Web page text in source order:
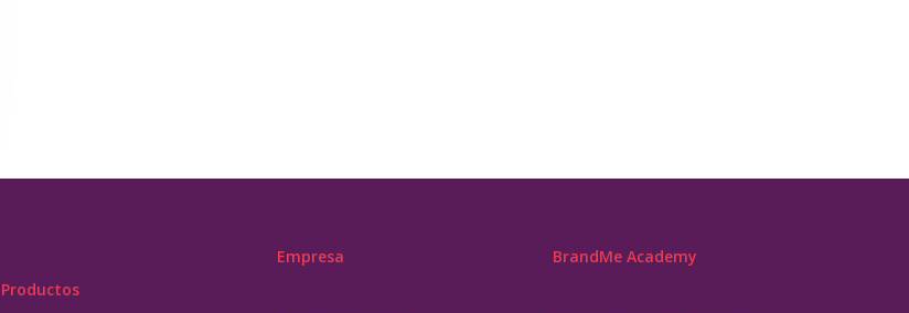
Productos
Empresa BrandMe Academy